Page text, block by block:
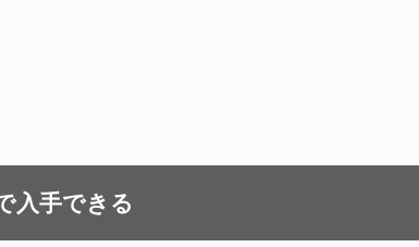
入手できる